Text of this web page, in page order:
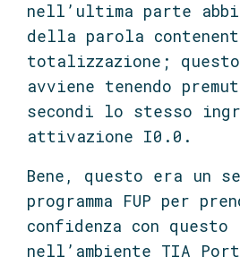
nell’ultima parte
della parola
totalizzazione;
avviene tenendo
secondi lo stesso
attivazione I0.0.
Bene, questo era un
programma FUP per
confidenza con
nell’ambiente TIA